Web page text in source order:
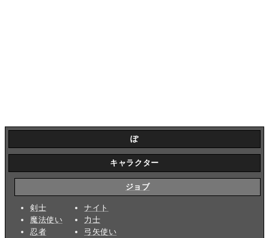
ぽ
キャラクター
ジョブ
剣士
魔法使い
忍者
ナイト
力士
弓矢使い